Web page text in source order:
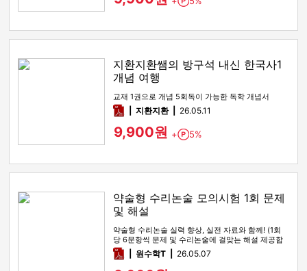
지환지환쌤의 방구석 내신 한국사1
개념 여행
교재 1권으로 개념 5회독이 가능한 독학 개념서
pdf지환지환 26.05.11
9,900원 + Point
5%
약술형 수리논술 모의시험 1회 문제
및 해설
약술형 수리논술 실력 향상, 실전 자료와 함께! (1회
당 6문항씩 문제 및 수리논술에 걸맞는 해설 제공합
니다!)pdf원수학T 26.05.07